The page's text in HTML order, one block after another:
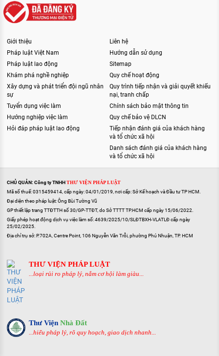
Giới thiệu
Pháp luật Việt Nam
Pháp luật lao động
Khám phá nghề nghiệp
Xây dựng và phát triển đội ngũ nhân
sự
Tuyển dụng việc làm
Hướng nghiệp việc làm
Hỏi đáp pháp luật lao động
Liên hệ
Hướng dẫn sử dụng
Sitemap
Quy chế hoạt động
Quy trình tiếp nhận và giải quyết khiếu
nại, tranh chấp
Chính sách bảo mật thông tin
Quy chế bảo vệ DLCN
Tiếp nhận đánh giá của khách hàng
và tổ chức xã hội
Danh sách đánh giá của khách hàng
và tổ chức xã hội
CHỦ QUẢN: Công ty TNHH THƯ VIỆN PHÁP LUẬT
Mã số thuế: 0315459414, cấp ngày: 04/01/2019, nơi cấp: Sở Kế hoạch và Đầu tư TP HCM.
Đại diện theo pháp luật: Ông Bùi Tường Vũ
GP thiết lập trang TTĐTTH số 30/GP-TTĐT, do Sở TTTT TP.HCM cấp ngày 15/06/2022.
Giấy phép hoạt động dịch vụ việc làm số: 4639/2025/10/SLĐTBXH-VLATLĐ cấp ngày
25/02/2025.
Địa chỉ trụ sở: P.702A, Centre Point, 106 Nguyễn Văn Trỗi, phường Phú Nhuận, TP. HCM
THƯ VIỆN PHÁP LUẬT
...loại rủi ro pháp lý, nắm cơ hội làm giàu...
Thư Viện Nhà Đất
...hiểu pháp lý, rõ quy hoạch, giao dịch nhanh...